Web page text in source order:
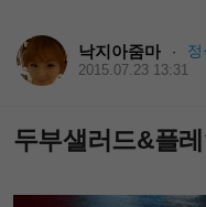
낙지아줌마 · 정
2015.07.23 13:31
두부샐러드&플